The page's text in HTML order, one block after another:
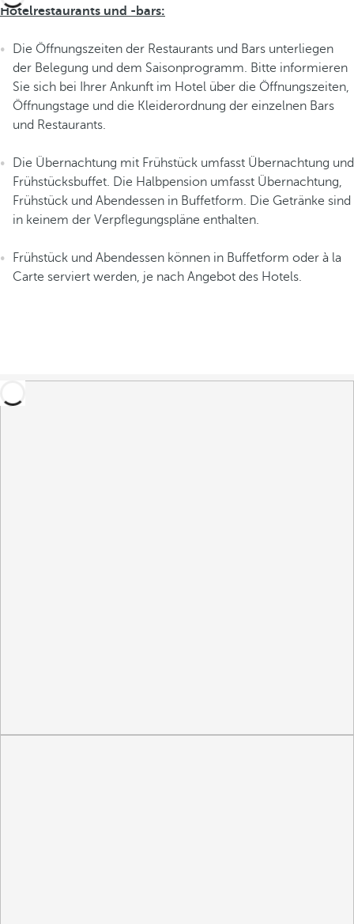
Hotelrestaurants und -bars:
Die Öffnungszeiten der Restaurants und Bars unterliegen
der Belegung und dem Saisonprogramm. Bitte informieren
Sie sich bei Ihrer Ankunft im Hotel über die Öffnungszeiten,
Öffnungstage und die Kleiderordnung der einzelnen Bars
und Restaurants.
Die Übernachtung mit Frühstück umfasst Übernachtung und
Frühstücksbuffet. Die Halbpension umfasst Übernachtung,
Frühstück und Abendessen in Buffetform. Die Getränke sind
in keinem der Verpflegungspläne enthalten.
Frühstück und Abendessen können in Buffetform oder à la
Carte serviert werden, je nach Angebot des Hotels.